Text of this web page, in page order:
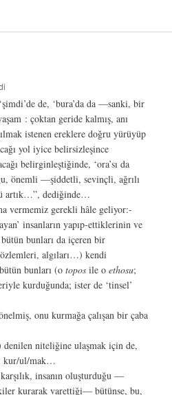
de, ‘bura’da da —sanki, bir
: çoktan geride kalmış, anı
istenen ereklere doğru yürüyüp
yol iyice belirsizleşince
belirginleştiğinde, ‘ora’sı da
önemli —şiddetli, sevinçli, ağrılı
artık…”, dediğinde…
vermemiz gerekli hâle geliyor:-
insanların yapıp-ettiklerinin ve
bunları da içeren bir
algıları…) kendi
bunları (o toposile o ethosu;
kurduğunda; ister de ‘tinsel’
onu kurmağa çalışan bir çaba
denilen niteliğine ulaşmak için de,
kur/ul/mak…
karşılık, insanın oluşturduğu —
kurarak varettiği— bütünse, bu,